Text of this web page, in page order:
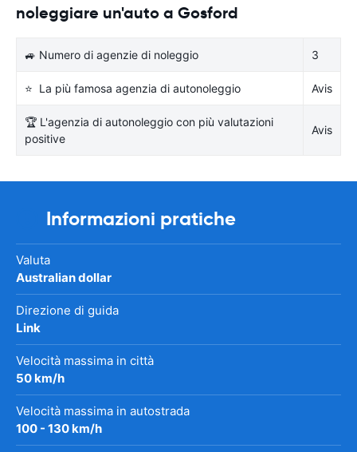
noleggiare un'auto a Gosford
🚙 Numero di agenzie di noleggio 3
⭐ La più famosa agenzia di autonoleggio Avis
🏆 L'agenzia di autonoleggio con più valutazioni
positive
Avis
Informazioni pratiche
Valuta
Australian dollar
Direzione di guida
Link
Velocità massima in città
50 km/h
Velocità massima in autostrada
100 - 130 km/h